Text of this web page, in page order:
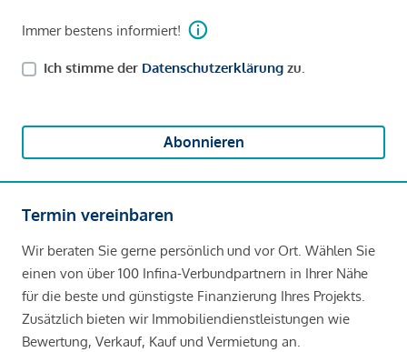
Immer bestens informiert!
Ich stimme der Datenschutzerklärung zu.
Abonnieren
Termin vereinbaren
Wir beraten Sie gerne persönlich und vor Ort. Wählen Sie
einen von über 100 Infina-Verbundpartnern in Ihrer Nähe
für die beste und günstigste Finanzierung Ihres Projekts.
Zusätzlich bieten wir Immobiliendienstleistungen wie
Bewertung, Verkauf, Kauf und Vermietung an.